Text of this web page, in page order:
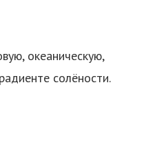
океаническую,
солёности.